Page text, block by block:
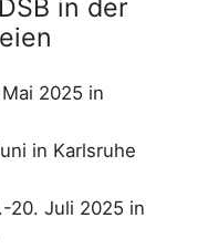
in der
2025 in
in Karlsruhe
20. Juli 2025 in